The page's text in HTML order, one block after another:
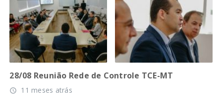
28/08 Reunião Rede de Controle TCE-MT
access_time 11 meses atrás